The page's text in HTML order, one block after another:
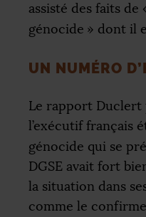
assisté des faits de
génocide » dont il
UN NUMÉRO
Le rapport Duclert
l’exécutif français
génocide qui se
DGSE avait fort
la situation dans
comme le